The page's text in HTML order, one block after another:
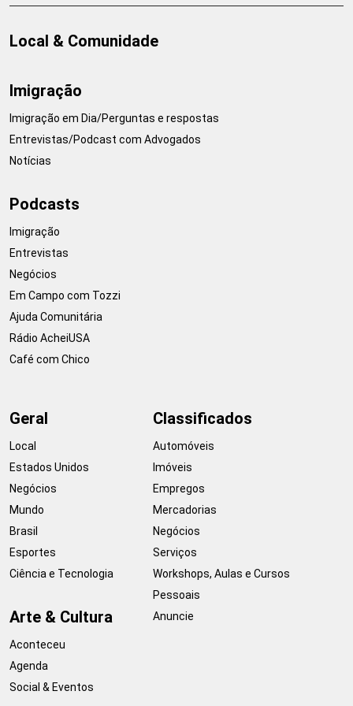
Local & Comunidade
Imigração
Imigração em Dia/Perguntas e respostas
Entrevistas/Podcast com Advogados
Notícias
Podcasts
Imigração
Entrevistas
Negócios
Em Campo com Tozzi
Ajuda Comunitária
Rádio AcheiUSA
Café com Chico
Geral
Local
Estados Unidos
Negócios
Mundo
Brasil
Esportes
Ciência e Tecnologia
Arte & Cultura
Aconteceu
Agenda
Social & Eventos
Classificados
Automóveis
Imóveis
Empregos
Mercadorias
Negócios
Serviços
Workshops, Aulas e Cursos
Pessoais
Anuncie